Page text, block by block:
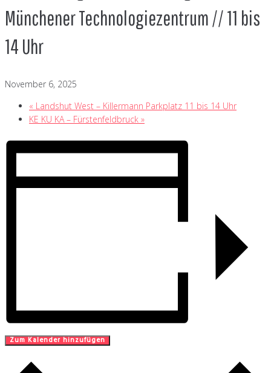
Münchener Technologiezentrum // 11 bis
14 Uhr
November 6, 2025
« Landshut West – Killermann Parkplatz 11 bis 14 Uhr
KE KU KA – Fürstenfeldbruck »
Zum Kalender hinzufügen